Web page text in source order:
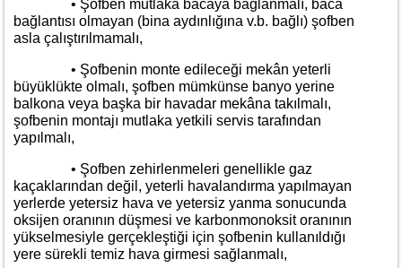
• Şofben mutlaka bacaya bağlanmalı, baca
bağlantısı olmayan (bina aydınlığına v.b. bağlı) şofben
asla çalıştırılmamalı,
• Şofbenin monte edileceği mekân yeterli
büyüklükte olmalı, şofben mümkünse banyo yerine
balkona veya başka bir havadar mekâna takılmalı,
şofbenin montajı mutlaka yetkili servis tarafından
yapılmalı,
• Şofben zehirlenmeleri genellikle gaz
kaçaklarından değil, yeterli havalandırma yapılmayan
yerlerde yetersiz hava ve yetersiz yanma sonucunda
oksijen oranının düşmesi ve karbonmonoksit oranının
yükselmesiyle gerçekleştiği için şofbenin kullanıldığı
yere sürekli temiz hava girmesi sağlanmalı,